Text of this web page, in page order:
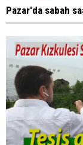
Pazar'da sabah